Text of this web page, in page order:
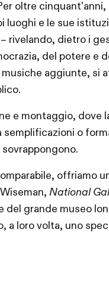
oltre cinquant'anni,
luoghi e le sue
rivelando, dietro i
del potere e
aggiunte, si
e montaggio, dove
semplificazioni o
offriamo
National
del grande museo
a loro volta, uno